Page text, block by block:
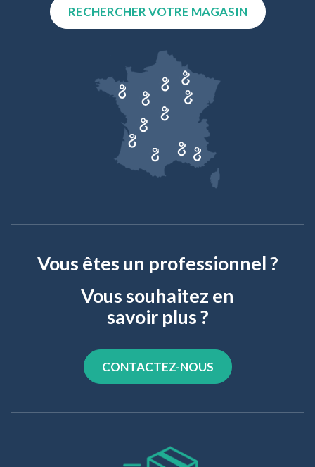
RECHERCHER VOTRE MAGASIN
Vous êtes un professionnel ?
Vous souhaitez en
savoir plus ?
CONTACTEZ-NOUS